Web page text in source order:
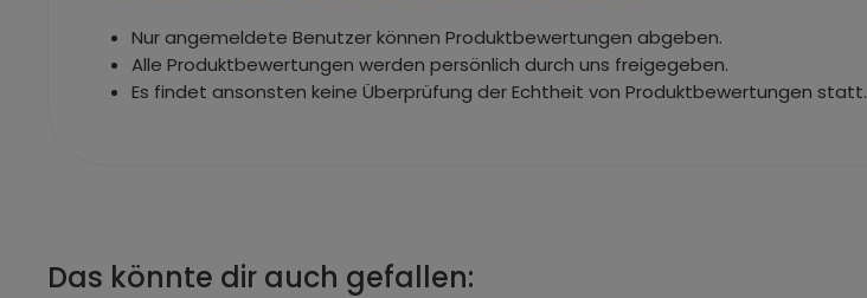
Nur angemeldete Benutzer können Produktbewertungen abgeben.
Alle Produktbewertungen werden persönlich durch uns freigegeben.
Es findet ansonsten keine Überprüfung der Echtheit von Produktbewertungen statt.
Das könnte dir auch gefallen: